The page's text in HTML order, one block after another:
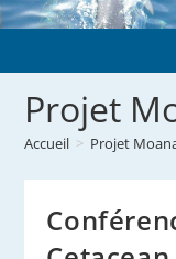
Projet
Accueil > Projet